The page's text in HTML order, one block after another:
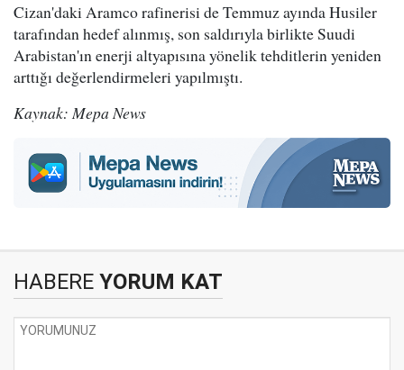
Cizan'daki Aramco rafinerisi de Temmuz ayında Husiler
tarafından hedef alınmış, son saldırıyla birlikte Suudi
Arabistan'ın enerji altyapısına yönelik tehditlerin yeniden
arttığı değerlendirmeleri yapılmıştı.
Kaynak: Mepa News
HABERE YORUM KAT